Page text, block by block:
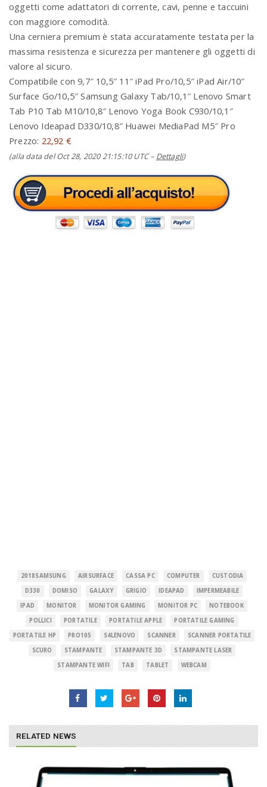
oggetti come adattatori di corrente, cavi, penne e taccuini
con maggiore comodità.
Una cerniera premium è stata accuratamente testata per la
massima resistenza e sicurezza per mantenere gli oggetti di
valore al sicuro.
Compatibile con 9,7″ 10,5″ 11″ iPad Pro/10,5″ iPad Air/10″
Surface Go/10,5″ Samsung Galaxy Tab/10,1″ Lenovo Smart
Tab P10 Tab M10/10,8″ Lenovo Yoga Book C930/10,1″
Lenovo Ideapad D330/10,8″ Huawei MediaPad M5″ Pro
Prezzo: 22,92 €
(alla data del Oct 28, 2020 21:15:10 UTC – Dettagli)
2018SAMSUNG AIRSURFACE CASSA PC COMPUTER
CUSTODIA
D330
DOMISO GALAXY GRIGIO IDEAPAD
IMPERMEABILE
IPAD
MONITOR MONITOR GAMING MONITOR PC
NOTEBOOK
POLLICI
PORTATILE PORTATILE APPLE
PORTATILE GAMING
PORTATILE HP
PRO105 S4LENOVO SCANNER
SCANNER PORTATILE
SCURO
STAMPANTE STAMPANTE 3D
STAMPANTE LASER
STAMPANTE WIFI
TAB TABLET WEBCAM
RELATED NEWS